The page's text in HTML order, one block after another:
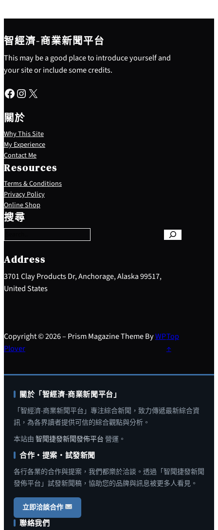
智經濟-商業新聞平台
This may be a good place to introduce yourself and
your site or include some credits.
Facebook Instagram X
關於
Why This Site
My Experience
Contact Me
Resources
Terms & Conditions
Privacy Policy
Online Shop
搜尋
S
e
a
c
h
Address
3701 Clay Products Dr, Anchorage, Alaska 99517,
United States
Copyright © 2026 – Prism Magazine Theme ByWP
Plover
Top
↑
關於「智經濟-商業新聞平台」
「智經濟-商業新聞平台」專注綜合新聞，致力傳遞最新綜合資
訊，為各界讀者提供可信的綜合觀點與分析。
本站由 智聞捷發新聞發佈平台 營運。
合作・提案・試發新聞
各行各業的合作與提案，我們都樂於洽談。透過「智聞捷發新聞
發佈平台」試發新聞稿，協助您的品牌與訊息被更多人看見。
立即洽談合作
聯絡我們